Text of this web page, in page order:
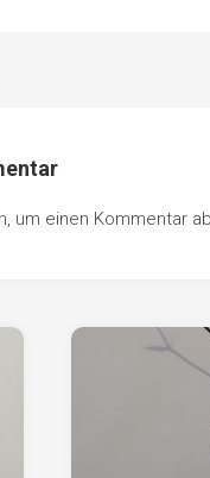
um einen Kommentar